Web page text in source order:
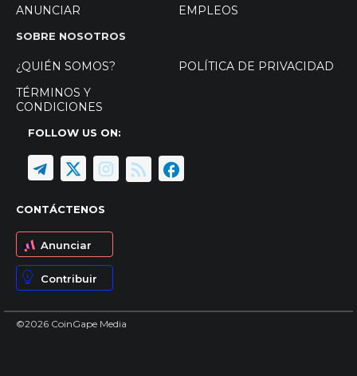
ANUNCIAR
EMPLEOS
SOBRE NOSOTROS
¿QUIÉN SOMOS?
POLÍTICA DE PRIVACIDAD
TÉRMINOS Y
CONDICIONES
FOLLOW US ON:
CONTÁCTENOS
Anunciar
Contribuir
©2026 CoinGape Media